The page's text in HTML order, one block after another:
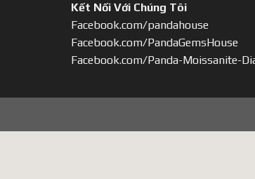
Kết Nối Với Chúng Tôi
Facebook.com/pandahouse
Facebook.com/PandaGemsHouse
Facebook.com/Panda-Moissanite-